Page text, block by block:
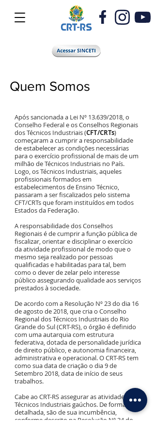
Quem Somos
Após sancionada a Lei Nº 13.639/2018, o
Conselho Federal e os Conselhos Regionais
dos Técnicos Industriais (CFT/CRTs)
começaram a cumprir a responsabilidade
de estabelecer as condições necessárias
para o exercício profissional de mais de um
milhão de Técnicos Industriais no País.
Logo, os Técnicos Industriais, aqueles
profissionais formados em
estabelecimentos de Ensino Técnico,
passaram a ser fiscalizados pelo sistema
CFT/CRTs que foram instituídos em todos
Estados da Federação.
A responsabilidade dos Conselhos
Regionais é de cumprir a função pública de
fiscalizar, orientar e disciplinar o exercício
da atividade profissional de modo que o
mesmo seja realizado por pessoas
qualificadas e habilitadas para tal, bem
como o dever de zelar pelo interesse
público assegurando qualidade aos serviços
prestados à sociedade.
De acordo com a Resolução Nº 23 do dia 16
de agosto de 2018, que cria o Conselho
Regional dos Técnicos Industriais do Rio
Grande do Sul (CRT-RS), o órgão é definido
com uma autarquia com estrutura
federativa, dotada de personalidade jurídica
de direito público, e autonomia financeira,
administrativa e operacional. O CRT-RS tem
como sua data de criação o dia 9 de
Setembro 2018, data de início de seus
trabalhos.
Cabe ao CRT-RS assegurar as atividades dos
Técnicos Industriais gaúchos. De forma mais
detalhada, são de sua incumbência,
conforme descrito na Resolução Nº 34 do